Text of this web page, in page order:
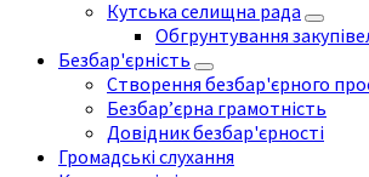
Кутська селищна рада
Обгрунтування
Безбар'єрність
Створення безбар'єрного
Безбар’єрна грамотність
Довідник безбар'єрності
Громадські слухання